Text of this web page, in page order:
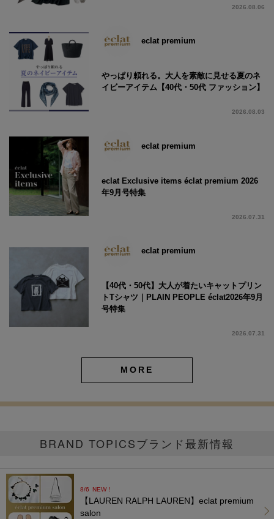
2026.08.06
eclat premium
やっぱり頼れる。大人を素敵に見せる夏のネ
イビーアイテム【40代・50代 ファッション】
2026.08.03
eclat premium
eclat Exclusive items éclat premium 2026
年9月号特集
2026.07.31
eclat premium
【40代・50代】大人が着たいキャットプリン
トTシャツ｜PLAIN PEOPLE éclat2026年9月
号特集
2026.07.31
MORE
BRAND TOPICSブランド最新情報
8/6 NEW！
【LAUREN RALPH LAUREN】eclat premium
salon